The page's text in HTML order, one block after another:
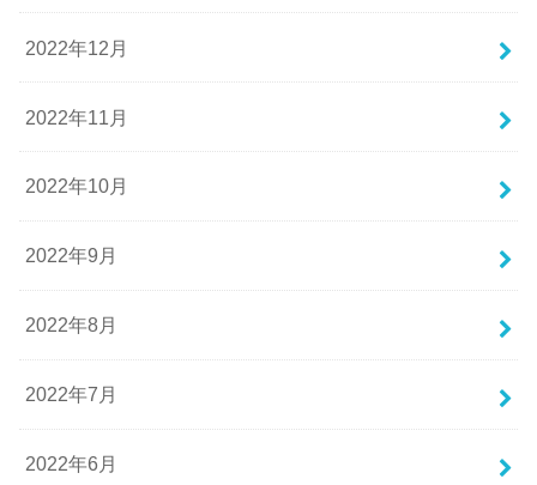
2022年12月
2022年11月
2022年10月
2022年9月
2022年8月
2022年7月
2022年6月